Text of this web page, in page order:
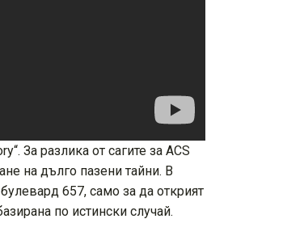
За разлика от сагите за ACS
на дълго пазени тайни. В
657, само за да открият
по истински случай.